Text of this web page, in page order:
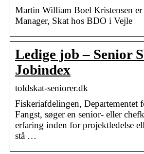
Martin William Boel Kristensen er
Manager, Skat hos BDO i Vejle
Ledige job – Senior
Jobindex
toldskat-seniorer.dk
Fiskeriafdelingen, Departementet
Fangst, søger en senior- eller
erfaring inden for projektledelse
stå …